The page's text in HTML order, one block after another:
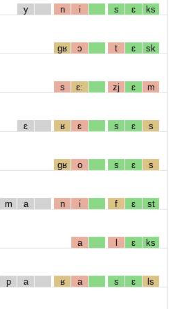
y n i s ɛ ks
gʁ ɔ t ɛ sk
s ɛː zj ɛ m
ɛ ʁ ɛ s ɛ s
gʁ o s ɛ s
m a n i f ɛ st
a l ɛ ks
p a ʁ a s ɛ ls